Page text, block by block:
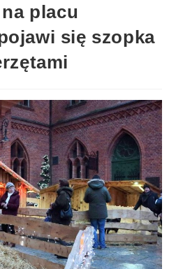
placu
się szopka